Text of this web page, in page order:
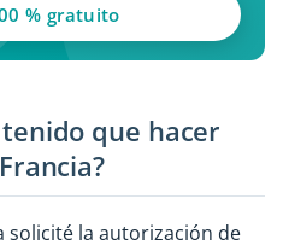
% gratuito
que hacer
Francia?
solicité la autorización de